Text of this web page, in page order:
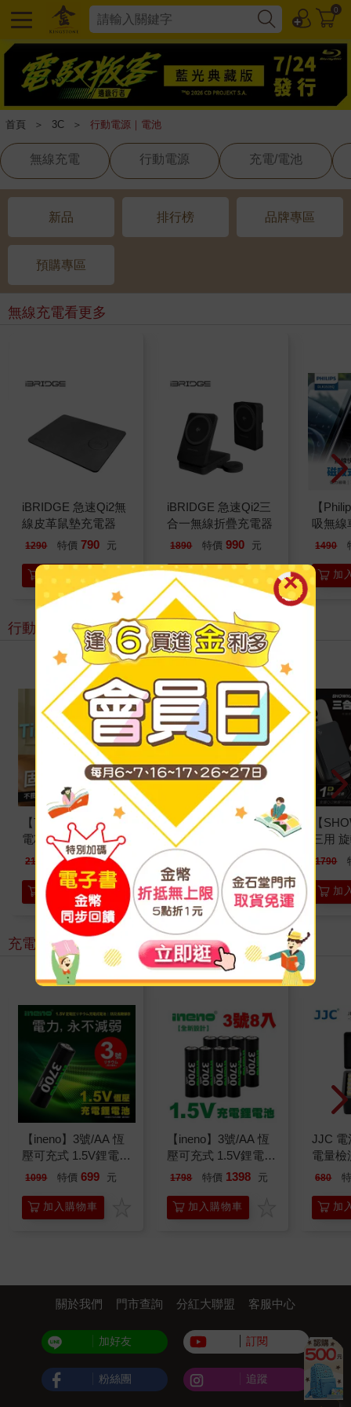
0
首頁 ＞ 3C ＞ 行動電源｜電池
無線充電 行動電源 充電/電池
新品 排行榜 品牌專區
預購專區
無線充電看更多
iBRIDGE 急速Qi2無
線皮革鼠墊充電器
1290 特價 790 元
iBRIDGE 急速Qi2三
合一無線折疊充電器
1890 特價 990 元
加入購物車
【
吸無線
架組
1490
加
行動電源 看更多
【Timo】Safe 安全
電芯 多功能磁吸半固
態行動電源
12000mAh
2190 特價 1290 元
加入購物車
【PhotoFast】AllDay
充 Qi2 多功能行動電
源20000mAh(有標示
Wh/可上飛機)
特價 1690
加入購物車
【
三用
充行
錶/
(Wh標
1790
加
充電/電池看更多
【ineno】3號/AA 恆
壓可充式 1.5V鋰電池
全新特大能量
1099 特價 699 元
加入購物車
【ineno】3號/AA 恆
壓可充式 1.5V鋰電池
全新特大能量
1798 特價 1398 元
加入購物車
JJC 電
電量檢
顆/4號
680
加
關於我們 門市查詢 分紅大聯盟 客服中心
加好友 訂閱
粉絲團 追蹤